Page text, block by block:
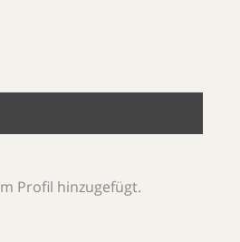
Profil hinzugefügt.